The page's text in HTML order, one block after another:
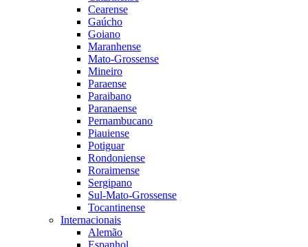
Cearense
Gaúcho
Goiano
Maranhense
Mato-Grossense
Mineiro
Paraense
Paraibano
Paranaense
Pernambucano
Piauiense
Potiguar
Rondoniense
Roraimense
Sergipano
Sul-Mato-Grossense
Tocantinense
Internacionais
Alemão
Espanhol